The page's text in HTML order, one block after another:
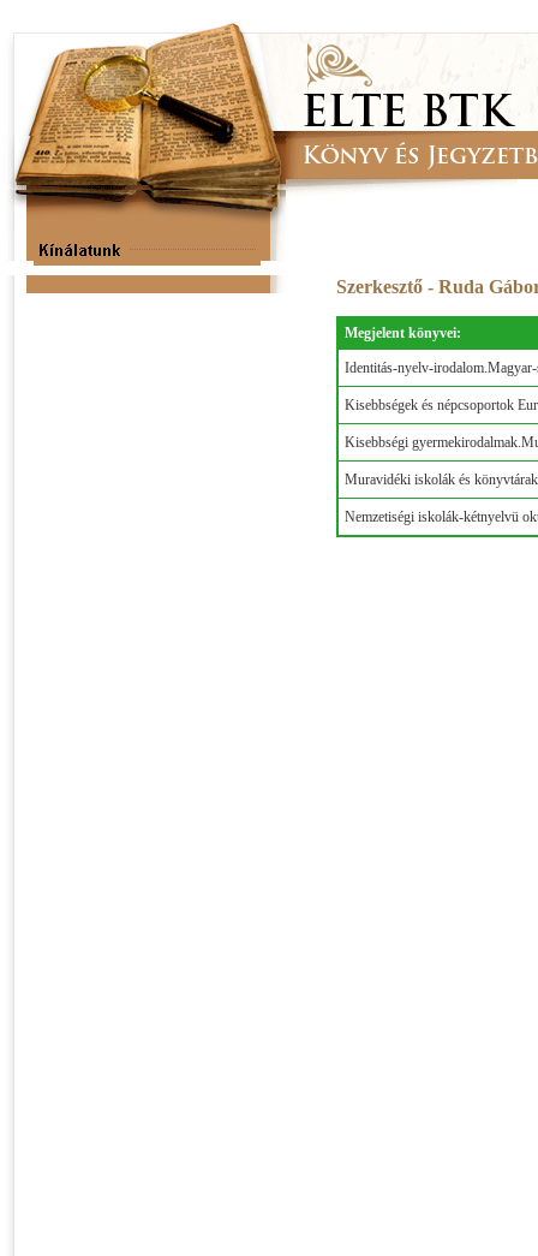
Szerkesztő - Ruda
Megjelent könyvei:
Identitás-nyelv-irodalom.Magyar-
Kisebbségek és népcsoportok
Kisebbségi
Muravidéki iskolák és
Nemzetiségi iskolák-kétnyelvü